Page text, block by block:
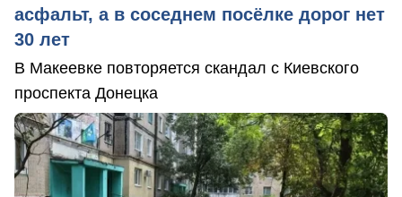
асфальт, а в соседнем посёлке дорог нет
30 лет
В Макеевке повторяется скандал с Киевского
проспекта Донецка